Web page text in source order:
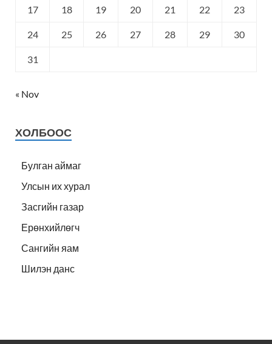
17 18 19 20 21 22 23
24 25 26 27 28 29 30
31
« Nov
ХОЛБООС
Булган аймаг
Улсын их хурал
Засгийн газар
Ерөнхийлөгч
Сангийн яам
Шилэн данс